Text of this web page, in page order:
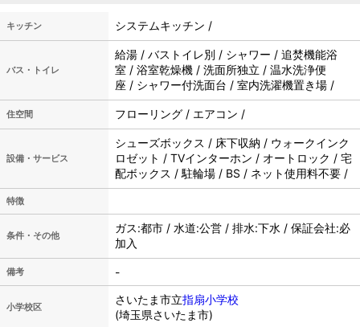
キッチン システムキッチン /
バス・トイレ
給湯 / バストイレ別 / シャワー / 追焚機能浴
室 / 浴室乾燥機 / 洗面所独立 / 温水洗浄便
座 / シャワー付洗面台 / 室内洗濯機置き場 /
住空間 フローリング / エアコン /
設備・サービス
シューズボックス / 床下収納 / ウォークインク
ロゼット / TVインターホン / オートロック / 宅
配ボックス / 駐輪場 / BS / ネット使用料不要 /
特徴
条件・その他
ガス:都市 / 水道:公営 / 排水:下水 / 保証会社:必
加入
備考 -
小学校区
さいたま市立指扇小学校
(埼玉県さいたま市)